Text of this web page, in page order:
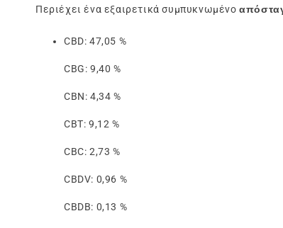
Περιέχει ένα εξαιρετικά συμπυκνωμένο
CBD: 47,05 %
CBG: 9,40 %
CBN: 4,34 %
CBT: 9,12 %
CBC: 2,73 %
CBDV: 0,96 %
CBDB: 0,13 %